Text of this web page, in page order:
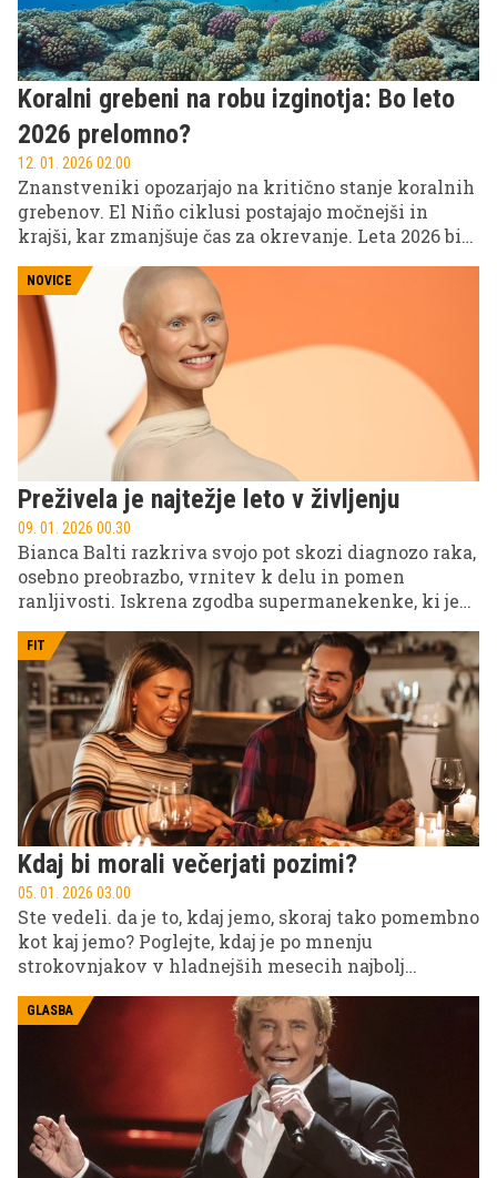
Koralni grebeni na robu izginotja: Bo leto
2026 prelomno?
12. 01. 2026 02.00
Znanstveniki opozarjajo na kritično stanje koralnih
grebenov. El Niño ciklusi postajajo močnejši in
krajši, kar zmanjšuje čas za okrevanje. Leta 2026 bi
NOVICE
Preživela je najtežje leto v življenju
09. 01. 2026 00.30
Bianca Balti razkriva svojo pot skozi diagnozo raka,
osebno preobrazbo, vrnitev k delu in pomen
ranljivosti. Iskrena zgodba supermanekenke, ki je
FIT
Kdaj bi morali večerjati pozimi?
05. 01. 2026 03.00
Ste vedeli. da je to, kdaj jemo, skoraj tako pomembno
kot kaj jemo? Poglejte, kdaj je po mnenju
strokovnjakov v hladnejših mesecih najbolj
primeren čas za večerjo
GLASBA